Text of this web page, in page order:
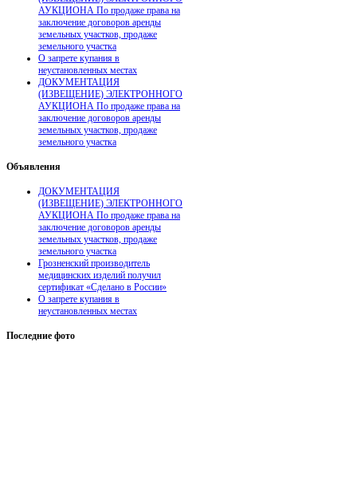
АУКЦИОНА По продаже права на
заключение договоров аренды
земельных участков, продаже
земельного участка
О запрете купания в
неустановленных местах
ДОКУМЕНТАЦИЯ
(ИЗВЕЩЕНИЕ) ЭЛЕКТРОННОГО
АУКЦИОНА По продаже права на
заключение договоров аренды
земельных участков, продаже
земельного участка
Объявления
ДОКУМЕНТАЦИЯ
(ИЗВЕЩЕНИЕ) ЭЛЕКТРОННОГО
АУКЦИОНА По продаже права на
заключение договоров аренды
земельных участков, продаже
земельного участка
Грозненский производитель
медицинских изделий получил
сертификат «Сделано в России»
О запрете купания в
неустановленных местах
Последние фото